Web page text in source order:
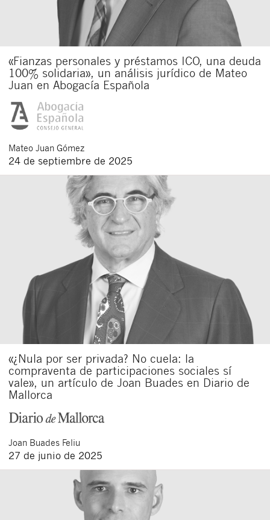
«Fianzas personales y préstamos ICO, una deuda
100% solidaria», un análisis jurídico de Mateo
Juan en Abogacía Española
Mateo Juan Gómez
24 de septiembre de 2025
«¿Nula por ser privada? No cuela: la
compraventa de participaciones sociales sí
vale», un artículo de Joan Buades en Diario de
Mallorca
Joan Buades Feliu
27 de junio de 2025